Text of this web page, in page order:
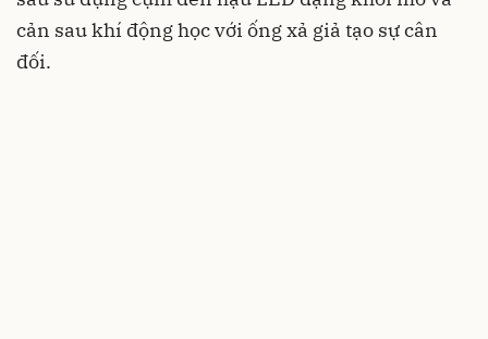
cản sau khí động học với ống xả giả tạo sự cân
đối.